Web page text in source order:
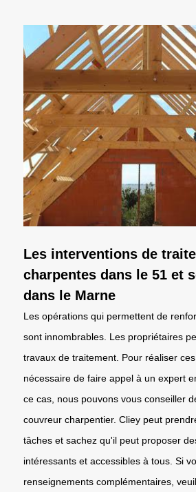
Les interventions de
charpentes dans le 51 et
dans le Marne
Les opérations qui permettent de
sont innombrables. Les propriétaires
travaux de traitement. Pour réaliser
nécessaire de faire appel à un expert
ce cas, nous pouvons vous conseiller
couvreur charpentier. Cliey peut
tâches et sachez qu'il peut proposer
intéressants et accessibles à tous. Si
renseignements complémentaires,